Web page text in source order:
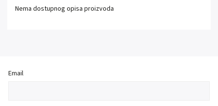
Nema dostupnog opisa proizvoda
Email